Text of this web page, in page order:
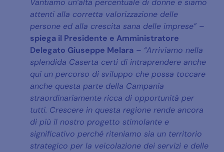
Vantiamo un’alta percentuale di donne e siamo
attenti alla corretta valorizzazione delle
persone ed alla crescita sana delle imprese” –
spiega il Presidente e Amministratore
Delegato Giuseppe Melara – “Arriviamo nella
splendida Caserta certi di intraprendere anche
qui un percorso di sviluppo che possa toccare
anche questa parte della Campania
straordinariamente ricca di opportunità per
tutti. Crescere in questa regione rende ancora
di più il nostro progetto stimolante e
significativo perché riteniamo sia un territorio
strategico per la veicolazione dei servizi e delle